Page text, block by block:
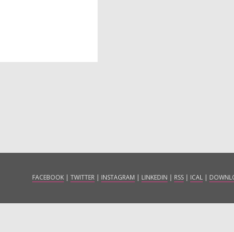
FACEBOOK | TWITTER | INSTAGRAM | LINKEDIN | RSS | ICAL |